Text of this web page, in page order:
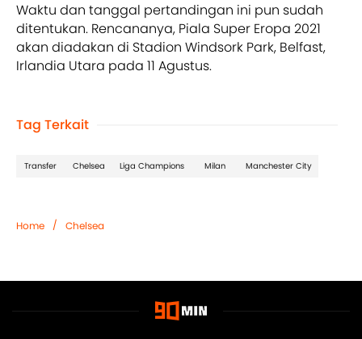
Waktu dan tanggal pertandingan ini pun sudah
ditentukan. Rencananya, Piala Super Eropa 2021
akan diadakan di Stadion Windsork Park, Belfast,
Irlandia Utara pada 11 Agustus.
Tag Terkait
Transfer Chelsea Liga Champions Milan Manchester City
Home / Chelsea